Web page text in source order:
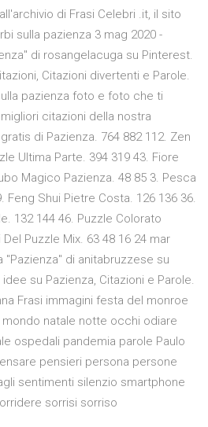
di Frasi Celebri .it, il sito
sulla pazienza 3 mag 2020 -
di rosangelacuga su Pinterest.
Citazioni divertenti e Parole.
pazienza foto e foto che ti
citazioni della nostra
di Pazienza. 764 882 112. Zen
Ultima Parte. 394 319 43. Fiore
Magico Pazienza. 48 85 3. Pesca
Feng Shui Pietre Costa. 126 136 36.
132 144 46. Puzzle Colorato
Puzzle Mix. 63 48 16 24 mar
"Pazienza" di anitabruzzese su
su Pazienza, Citazioni e Parole.
Frasi immagini festa del monroe
natale notte occhi odiare
ospedali pandemia parole Paulo
pensieri persona persone
sentimenti silenzio smartphone
sorrisi sorriso